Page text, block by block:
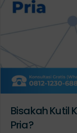
Bisakah Kutil
Pria?